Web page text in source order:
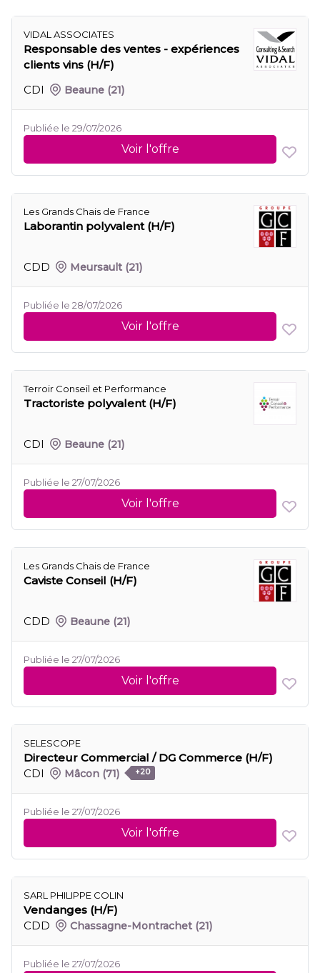
VIDAL ASSOCIATES
Responsable des ventes - expériences
clients vins (H/F)
CDI
Beaune (21)
Publiée le 29/07/2026
Voir l'offre
Les Grands Chais de France
Laborantin polyvalent (H/F)
CDD Meursault (21)
Publiée le 28/07/2026
Voir l'offre
Terroir Conseil et Performance
Tractoriste polyvalent (H/F)
CDI Beaune (21)
Publiée le 27/07/2026
Voir l'offre
Les Grands Chais de France
Caviste Conseil (H/F)
CDD Beaune (21)
Publiée le 27/07/2026
Voir l'offre
SELESCOPE
Directeur Commercial / DG Commerce (H/F)
CDI
Mâcon (71) +20
Publiée le 27/07/2026
Voir l'offre
SARL PHILIPPE COLIN
Vendanges (H/F)
CDD
Chassagne-Montrachet (21)
Publiée le 27/07/2026